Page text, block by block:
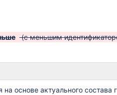
(с меньшим
на основе актуального состава